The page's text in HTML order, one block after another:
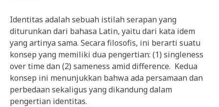
Identitas adalah sebuah istilah serapan yang
diturunkan dari bahasa Latin, yaitu dari kata idem
yang artinya sama. Secara filosofis, ini berarti suatu
konsep yang memiliki dua pengertian: (1) singleness
over time dan (2) sameness amid difference. Kedua
konsep ini menunjukkan bahwa ada persamaan dan
perbedaan sekaligus yang dikandung dalam
pengertian identitas.